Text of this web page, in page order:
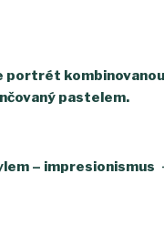
portrét
pastelem.
– impresionismus